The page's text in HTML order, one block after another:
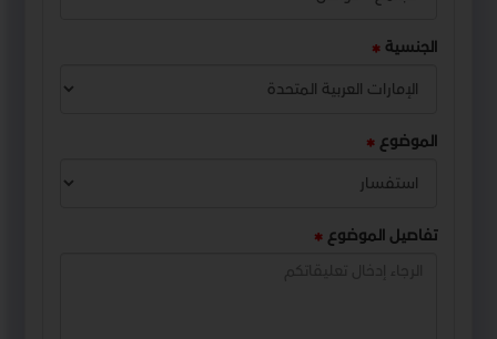
الجنسية
الموضوع
تفاصيل الموضوع